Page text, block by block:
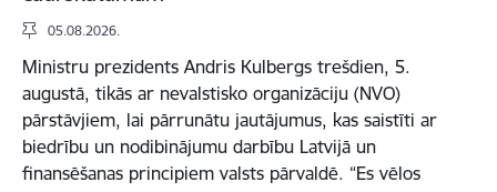
05.08.2026.
Ministru prezidents Andris Kulbergs trešdien, 5.
augustā, tikās ar nevalstisko organizāciju (NVO)
pārstāvjiem, lai pārrunātu jautājumus, kas saistīti ar
biedrību un nodibinājumu darbību Latvijā un
finansēšanas principiem valsts pārvaldē. “Es vēlos